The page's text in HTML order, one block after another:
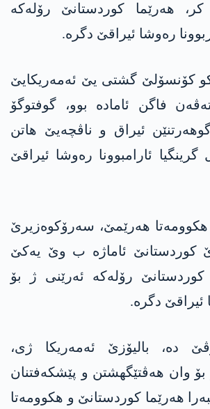
کر، ھەرێما کوردستانێ رۆلەکە
رەوشا ئیراقێ دگرە.
کۆنسۆلێ گشتی یێ ئه‌مەریکایێ
فاگن ئامادە بوو، گوفتوگۆ
ئیراق و ناڤچەیێ ھاتن
ئارامبوونا رەوشا ئیراقێ
ھکوومەتا ھەرێمێ، سەرۆکوەزیرێ
کوردستانێ ئاماژە ب وێ یەکێ
رۆلەکه‌ ئەرێنی ژ بۆ
ئیراقێ دگرە.
دە، بالیۆزێ ئه‌مەریکا ژی،
بۆ وان ھەڤتێگھشتن و پێشکەفتنان
ھەرێما کوردستانێ و ھکوومەتا